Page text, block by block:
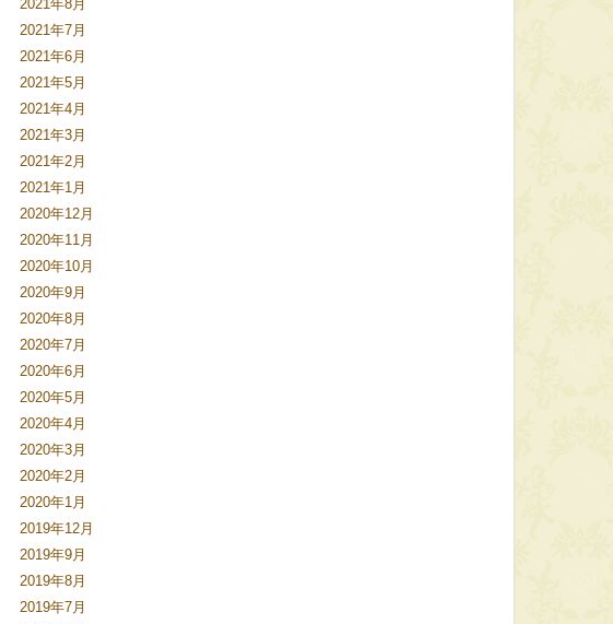
2021年8月
2021年7月
2021年6月
2021年5月
2021年4月
2021年3月
2021年2月
2021年1月
2020年12月
2020年11月
2020年10月
2020年9月
2020年8月
2020年7月
2020年6月
2020年5月
2020年4月
2020年3月
2020年2月
2020年1月
2019年12月
2019年9月
2019年8月
2019年7月